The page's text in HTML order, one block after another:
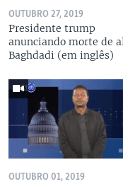
OUTUBRO 27, 2019
Presidente trump
anunciando morte de
Baghdadi (em inglês)
OUTUBRO 01, 2019